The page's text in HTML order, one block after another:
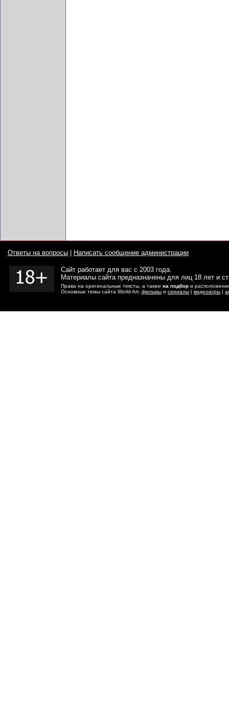
Ответы на вопросы Написать сообщение администрации
Сайт работает для вас с 2003 года.
Материалы сайта предназначены для лиц 18 лет и
Права на оригинальные тексты, а также на подбор и
Основные темы сайта World Art: фильмы и сериалы | видеоигры |